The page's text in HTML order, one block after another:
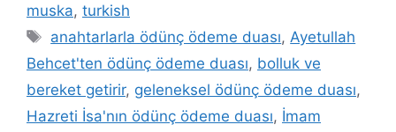
muska, turkish
anahtarlarla ödünç ödeme duası, Ayetullah
Behcet'ten ödünç ödeme duası, bolluk ve
bereket getirir, geleneksel ödünç ödeme duası,
Hazreti İsa'nın ödünç ödeme duası, İmam